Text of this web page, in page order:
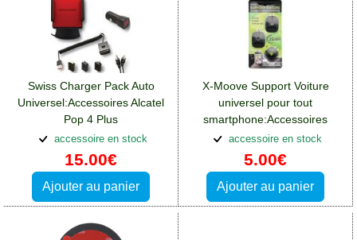
Swiss Charger Pack Auto
Universel:Accessoires Alcatel
Pop 4 Plus
accessoire en stock
15.00€
Ajouter au panier
X-Moove Support Voiture
universel pour tout
smartphone:Accessoires
Alcatel Pop 4 Plus
accessoire en stock
5.00€
Ajouter au panier